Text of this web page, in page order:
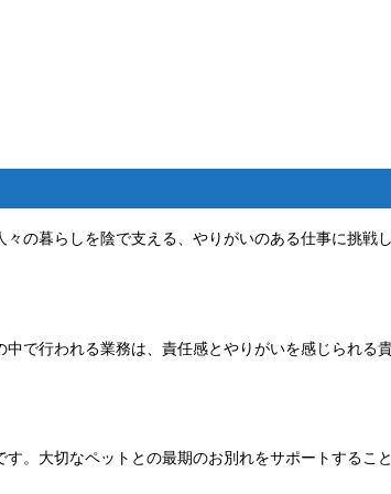
の暮らしを陰で支える、やりがいのある仕事に挑戦
で行われる業務は、責任感とやりがいを感じられる
。大切なペットとの最期のお別れをサポートすること